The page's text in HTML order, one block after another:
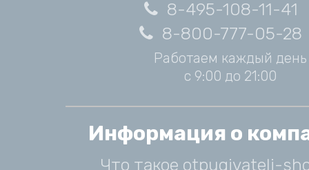
8-495-108-11-41
8-800-777-05-28
Работаем каждый день
с 9:00 до 21:00
Информация о
Что такое otpugivateli-